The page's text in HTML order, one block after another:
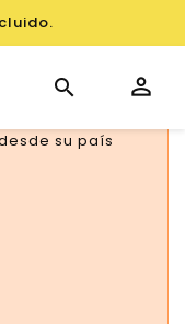
su país